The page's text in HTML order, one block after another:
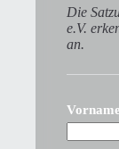
Die
e.V.
an.
Vorname